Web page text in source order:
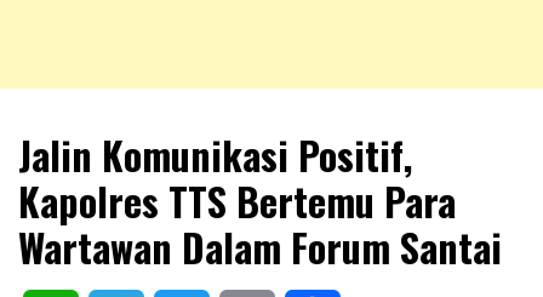
NKRIPOST
Jalin Komunikasi Positif,
Kapolres TTS Bertemu Para
Wartawan Dalam Forum Santai